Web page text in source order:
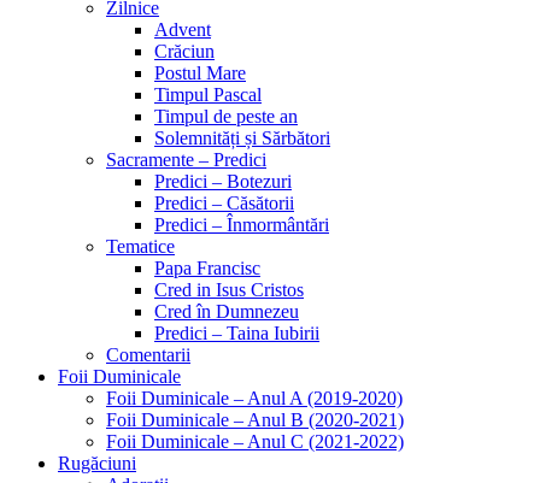
Zilnice
Advent
Crăciun
Postul Mare
Timpul Pascal
Timpul de peste an
Solemnități și Sărbători
Sacramente – Predici
Predici – Botezuri
Predici – Căsătorii
Predici – Înmormântări
Tematice
Papa Francisc
Cred in Isus Cristos
Cred în Dumnezeu
Predici – Taina Iubirii
Comentarii
Foii Duminicale
Foii Duminicale – Anul A (2019-2020)
Foii Duminicale – Anul B (2020-2021)
Foii Duminicale – Anul C (2021-2022)
Rugăciuni